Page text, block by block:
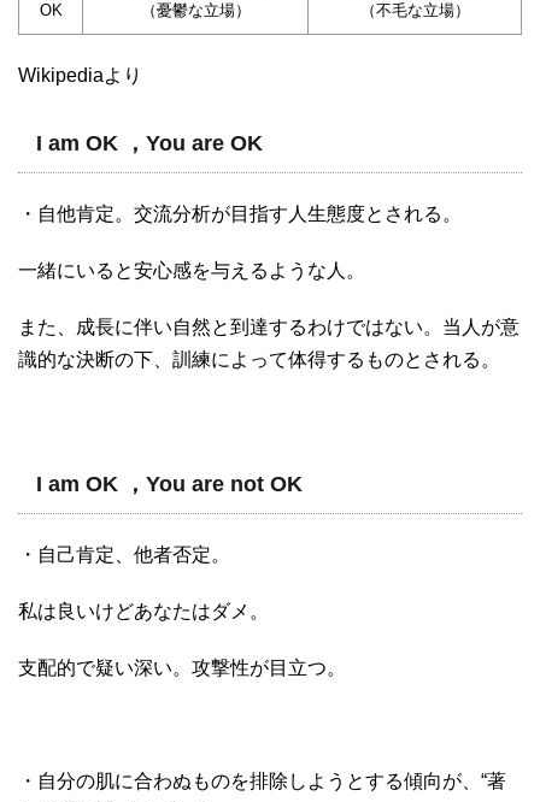
OK
（憂鬱な立場）
（不毛な立場）
Wikipediaより
I am OK ，You are OK
・自他肯定。交流分析が目指す人生態度とされる。
一緒にいると安心感を与えるような人。
また、成長に伴い自然と到達するわけではない。当人が意
識的な決断の下、訓練によって体得するものとされる。
I am OK ，You are not OK
・自己肯定、他者否定。
私は良いけどあなたはダメ。
支配的で疑い深い。攻撃性が目立つ。
・自分の肌に合わぬものを排除しようとする傾向が、“著